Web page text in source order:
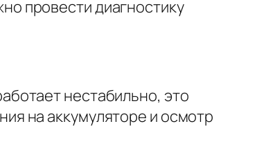
провести диагностику
нестабильно, это
на аккумуляторе и осмотр